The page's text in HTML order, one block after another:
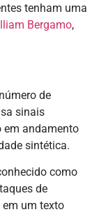
tenham uma
Bergamo,
de
sinais
em andamento
sintética.
como
de
um texto